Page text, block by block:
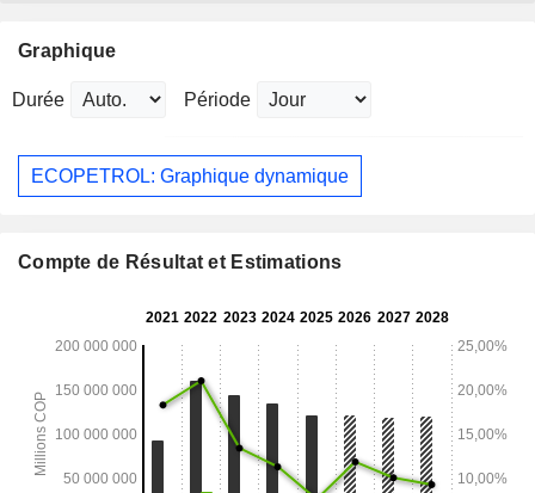
Graphique
Durée Période
ECOPETROL: Graphique dynamique
Compte de Résultat et Estimations